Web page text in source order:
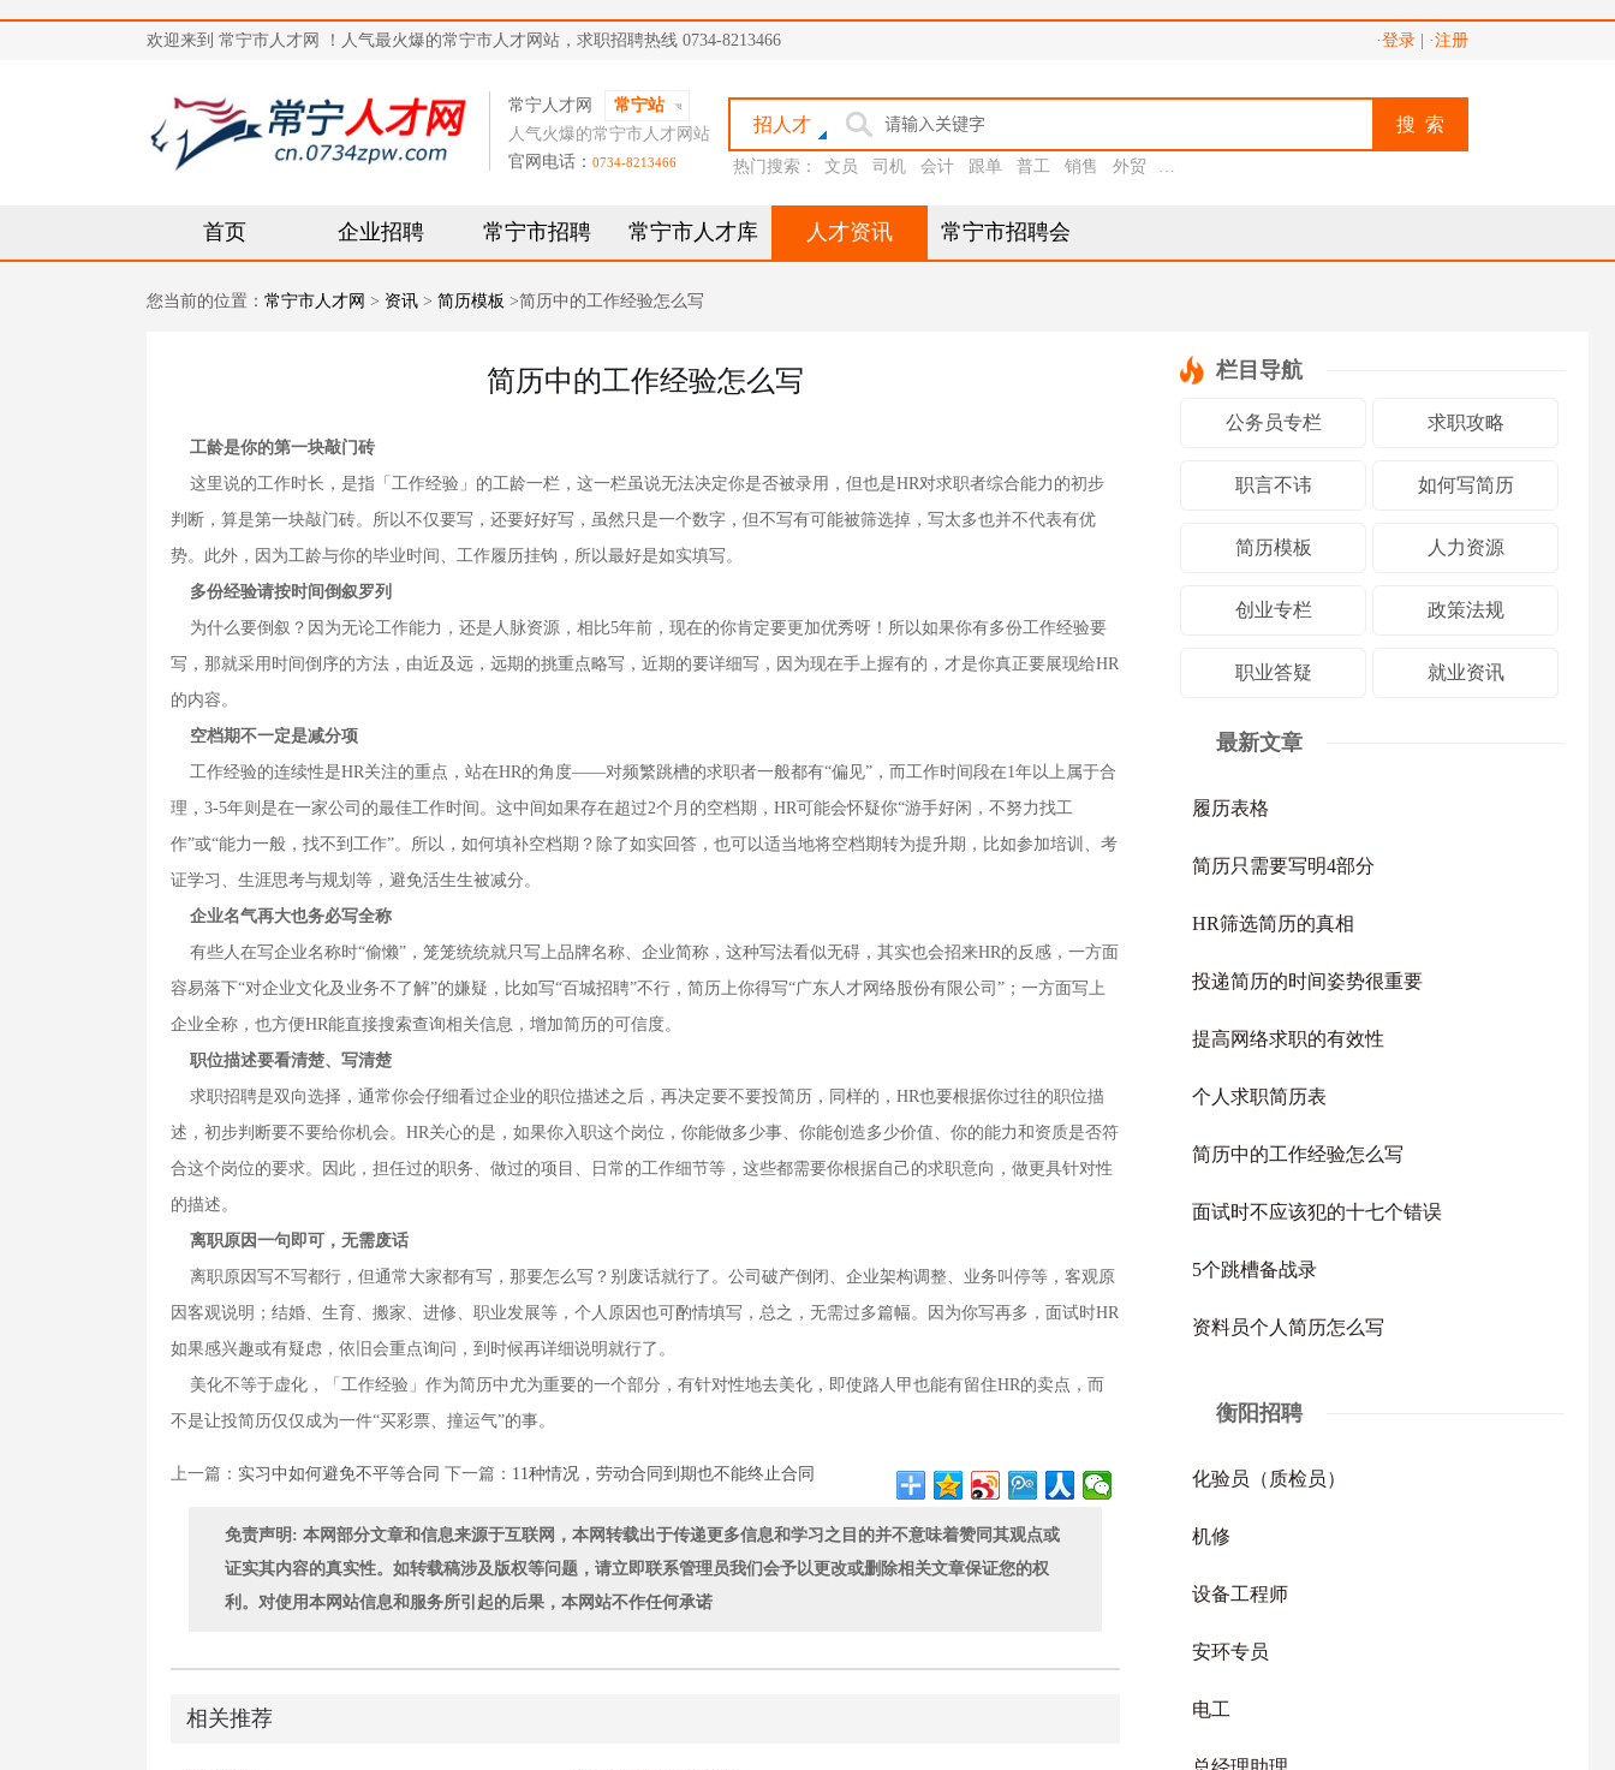
欢迎来到 常宁市人才网 ！人气最火爆的常宁市人才网站，求职招聘热线 0734-8213466 ·登录 ·注册
常宁人才网
常宁站
人气火爆的常宁市人才网站
官网电话： 0734-8213466
招人才 搜 索
热门搜索： 文员 司机 会计 跟单 普工 销售 外贸 助理
首页 企业招聘 常宁市招聘 常宁市人才库 人才资讯 常宁市招聘会
您当前的位置： 常宁市人才网 > 资讯 > 简历模板 >简历中的工作经验怎么写
简历中的工作经验怎么写
工龄是你的第一块敲门砖
这里说的工作时长，是指「工作经验」的工龄一栏，这一栏虽说无法决定你是否被录用，但也是HR对求职者综合能力的初步
判断，算是第一块敲门砖。所以不仅要写，还要好好写，虽然只是一个数字，但不写有可能被筛选掉，写太多也并不代表有优
势。此外，因为工龄与你的毕业时间、工作履历挂钩，所以最好是如实填写。
多份经验请按时间倒叙罗列
为什么要倒叙？因为无论工作能力，还是人脉资源，相比5年前，现在的你肯定要更加优秀呀！所以如果你有多份工作经验要
写，那就采用时间倒序的方法，由近及远，远期的挑重点略写，近期的要详细写，因为现在手上握有的，才是你真正要展现给HR
的内容。
空档期不一定是减分项
工作经验的连续性是HR关注的重点，站在HR的角度——对频繁跳槽的求职者一般都有“偏见”，而工作时间段在1年以上属于合
理，3-5年则是在一家公司的最佳工作时间。这中间如果存在超过2个月的空档期，HR可能会怀疑你“游手好闲，不努力找工
作”或“能力一般，找不到工作”。所以，如何填补空档期？除了如实回答，也可以适当地将空档期转为提升期，比如参加培训、考
证学习、生涯思考与规划等，避免活生生被减分。
企业名气再大也务必写全称
有些人在写企业名称时“偷懒”，笼笼统统就只写上品牌名称、企业简称，这种写法看似无碍，其实也会招来HR的反感，一方面
容易落下“对企业文化及业务不了解”的嫌疑，比如写“百城招聘”不行，简历上你得写“广东人才网络股份有限公司”；一方面写上
企业全称，也方便HR能直接搜索查询相关信息，增加简历的可信度。
职位描述要看清楚、写清楚
求职招聘是双向选择，通常你会仔细看过企业的职位描述之后，再决定要不要投简历，同样的，HR也要根据你过往的职位描
述，初步判断要不要给你机会。HR关心的是，如果你入职这个岗位，你能做多少事、你能创造多少价值、你的能力和资质是否符
合这个岗位的要求。因此，担任过的职务、做过的项目、日常的工作细节等，这些都需要你根据自己的求职意向，做更具针对性
的描述。
离职原因一句即可，无需废话
离职原因写不写都行，但通常大家都有写，那要怎么写？别废话就行了。公司破产倒闭、企业架构调整、业务叫停等，客观原
因客观说明；结婚、生育、搬家、进修、职业发展等，个人原因也可酌情填写，总之，无需过多篇幅。因为你写再多，面试时HR
如果感兴趣或有疑虑，依旧会重点询问，到时候再详细说明就行了。
美化不等于虚化，「工作经验」作为简历中尤为重要的一个部分，有针对性地去美化，即使路人甲也能有留住HR的卖点，而
不是让投简历仅仅成为一件“买彩票、撞运气”的事。
上一篇： 实习中如何避免不平等合同 下一篇： 11种情况，劳动合同到期也不能终止合同
免责声明: 本网部分文章和信息来源于互联网，本网转载出于传递更多信息和学习之目的并不意味着赞同其观点或
证实其内容的真实性。如转载稿涉及版权等问题，请立即联系管理员我们会予以更改或删除相关文章保证您的权
利。对使用本网站信息和服务所引起的后果，本网站不作任何承诺
相关推荐
栏目导航
公务员专栏 求职攻略
职言不讳 如何写简历
简历模板 人力资源
创业专栏 政策法规
职业答疑 就业资讯
最新文章
履历表格
简历只需要写明4部分
HR筛选简历的真相
投递简历的时间姿势很重要
提高网络求职的有效性
个人求职简历表
简历中的工作经验怎么写
面试时不应该犯的十七个错误
5个跳槽备战录
资料员个人简历怎么写
衡阳招聘
化验员（质检员）
机修
设备工程师
安环专员
电工